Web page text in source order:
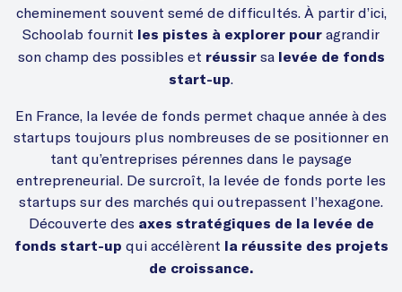
cheminement souvent semé de difficultés. À partir d’ici,
Schoolab fournit
les pistes à explorer pour agrandir
son champ des possibles et réussirsa
levée de fonds
start-up.
En France, la levée de fonds permet chaque année à des
startups toujours plus nombreuses de se positionner en
tant qu’entreprises pérennes dans le paysage
entrepreneurial. De surcroît, la levée de fonds porte les
startups sur des marchés qui outrepassent l’hexagone.
Découverte des axes stratégiques de la levée de
fonds start-up qui accélèrent
la réussite des projets
de croissance.